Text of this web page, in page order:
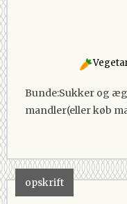
Bunde:Sukker og
mandler(eller køb
opskrift